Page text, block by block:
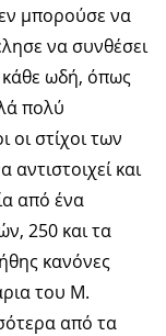
μπορούσε να
να συνθέσει
κάθε ωδή, όπως
πολύ
οι στίχοι των
και
από ένα
250 και τα
κανόνες
του Μ.
από τα